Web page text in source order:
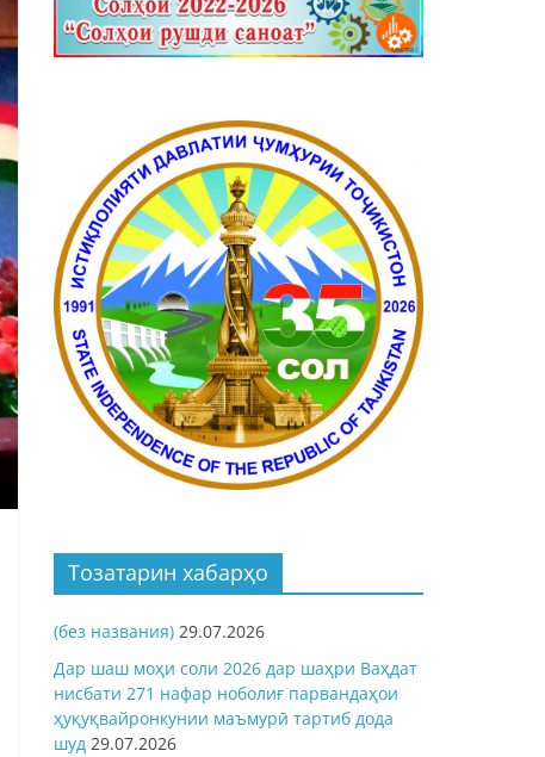
Тозатарин хабарҳо
(без названия) 29.07.2026
Дар шаш моҳи соли 2026 дар шаҳри Ваҳдат
нисбати 271 нафар ноболиғ парвандаҳои
ҳуқуқвайронкунии маъмурӣ тартиб дода
шуд 29.07.2026